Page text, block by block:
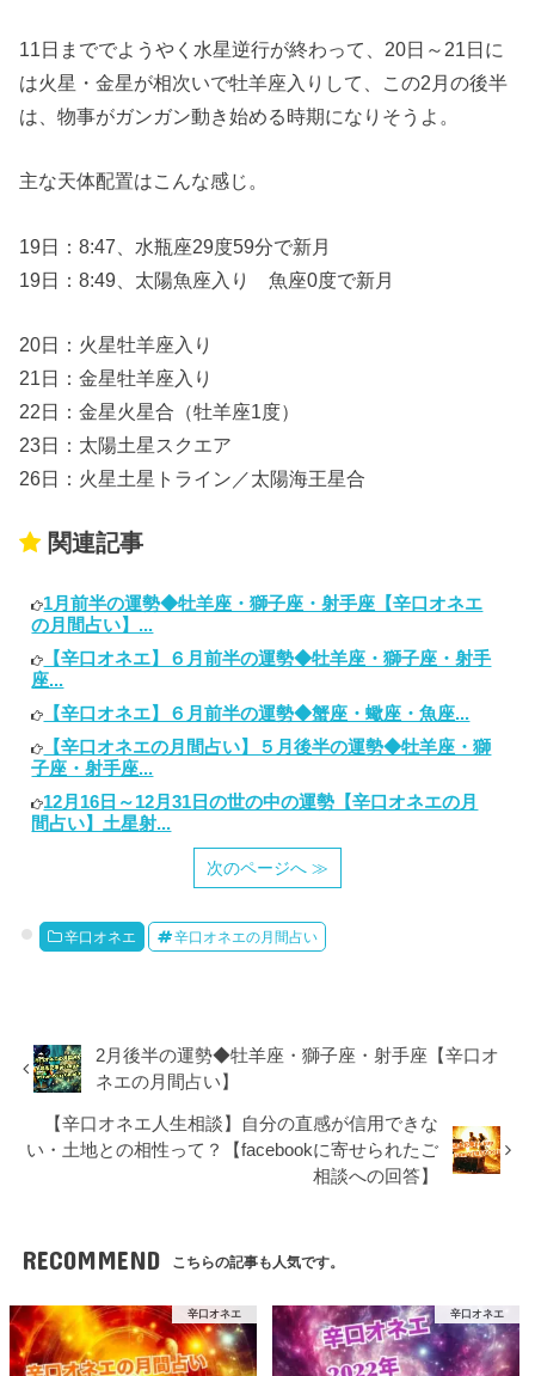
11日まででようやく水星逆行が終わって、20日～21日に
は火星・金星が相次いで牡羊座入りして、この2月の後半
は、物事がガンガン動き始める時期になりそうよ。
主な天体配置はこんな感じ。
19日：8:47、水瓶座29度59分で新月
19日：8:49、太陽魚座入り 魚座0度で新月
20日：火星牡羊座入り
21日：金星牡羊座入り
22日：金星火星合（牡羊座1度）
23日：太陽土星スクエア
26日：火星土星トライン／太陽海王星合
関連記事
1月前半の運勢◆牡羊座・獅子座・射手座【辛口オネエ
の月間占い】...
【辛口オネエ】６月前半の運勢◆牡羊座・獅子座・射手
座...
【辛口オネエ】６月前半の運勢◆蟹座・蠍座・魚座...
【辛口オネエの月間占い】５月後半の運勢◆牡羊座・獅
子座・射手座...
12月16日～12月31日の世の中の運勢【辛口オネエの月
間占い】土星射...
次のページへ ≫
辛口オネエ 辛口オネエの月間占い
2月後半の運勢◆牡羊座・獅子座・射手座【辛口オ
ネエの月間占い】
【辛口オネエ人生相談】自分の直感が信用できな
い・土地との相性って？【facebookに寄せられたご
相談への回答】
RECOMMEND こちらの記事も人気です。
辛口オネエ 辛口オネエ